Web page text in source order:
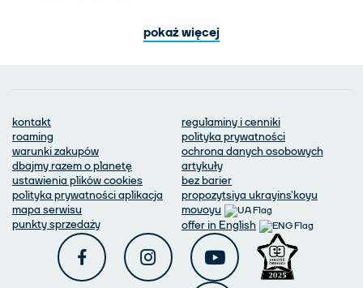
pokaż więcej
kontakt
roaming
warunki zakupów
dbajmy razem o planetę
ustawienia plików cookies
polityka prywatności aplikacja
mapa serwisu
punkty sprzedaży
regulaminy i cenniki
polityka prywatności
ochrona danych osobowych
artykuły
bez barier
propozytsiya ukrayins'koyu
movoyu
offer in English